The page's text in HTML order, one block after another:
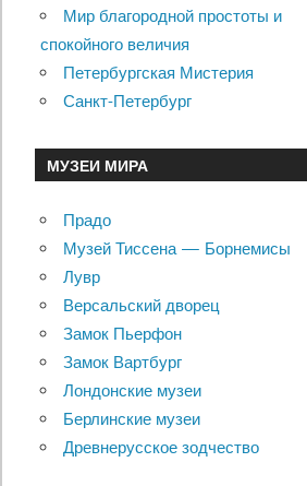
Мир благородной простоты и
спокойного величия
Петербургская Мистерия
Санкт-Петербург
МУЗЕИ МИРА
Прадо
Музей Тиссена — Борнемисы
Лувр
Версальский дворец
Замок Пьерфон
Замок Вартбург
Лондонские музеи
Берлинские музеи
Древнерусское зодчество